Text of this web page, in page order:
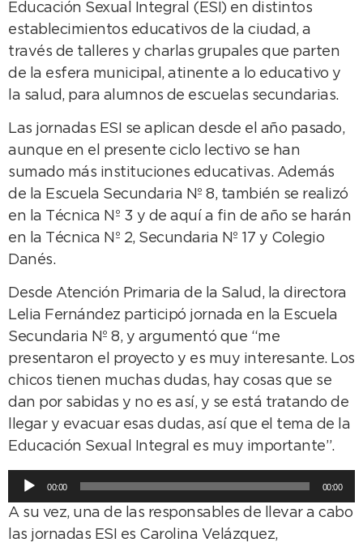
Educación Sexual Integral (ESI) en distintos
establecimientos educativos de la ciudad, a
través de talleres y charlas grupales que parten
de la esfera municipal, atinente a lo educativo y
la salud, para alumnos de escuelas secundarias.
Las jornadas ESI se aplican desde el año pasado,
aunque en el presente ciclo lectivo se han
sumado más instituciones educativas. Además
de la Escuela Secundaria Nº 8, también se realizó
en la Técnica Nº 3 y de aquí a fin de año se harán
en la Técnica Nº 2, Secundaria Nº 17 y Colegio
Danés.
Desde Atención Primaria de la Salud, la directora
Lelia Fernández participó jornada en la Escuela
Secundaria Nº 8, y argumentó que “me
presentaron el proyecto y es muy interesante. Los
chicos tienen muchas dudas, hay cosas que se
dan por sabidas y no es así, y se está tratando de
llegar y evacuar esas dudas, así que el tema de la
Educación Sexual Integral es muy importante”.
Reproductor
de
00:00 00:00
A su vez, una de las responsables de llevar a cabo
las jornadas ESI es Carolina Velázquez,